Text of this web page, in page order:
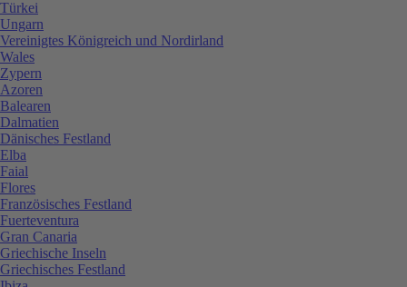
Türkei
Ungarn
Vereinigtes Königreich und Nordirland
Wales
Zypern
Azoren
Balearen
Dalmatien
Dänisches Festland
Elba
Faial
Flores
Französisches Festland
Fuerteventura
Gran Canaria
Griechische Inseln
Griechisches Festland